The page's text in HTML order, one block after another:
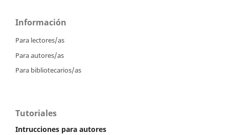
Información
Para lectores/as
Para autores/as
Para bibliotecarios/as
Tutoriales
Intrucciones para autores